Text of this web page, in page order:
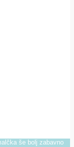
še bolj zabavno